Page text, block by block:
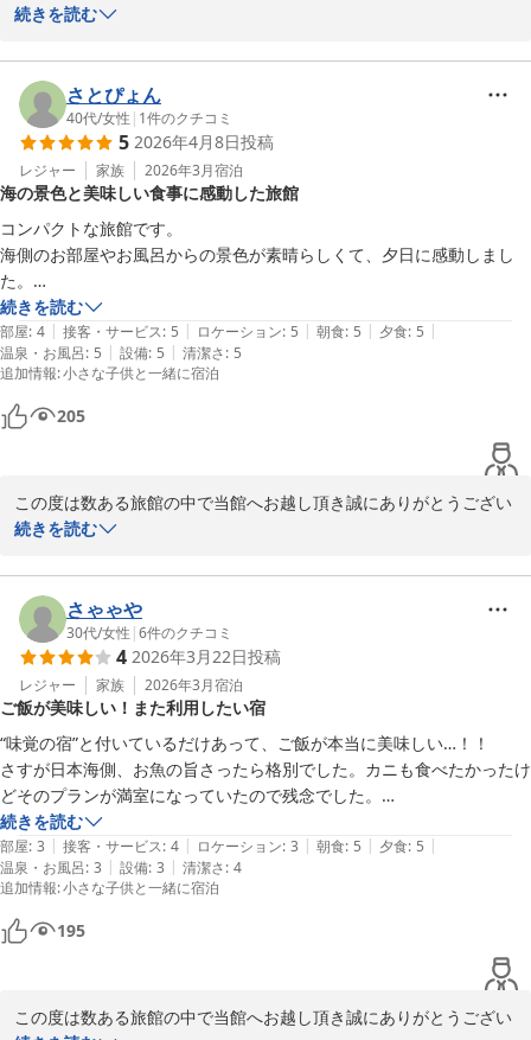
ます。
またお忙しい中、大変寛容なお声を早速にお寄せ頂き心より感謝申
し上げます。
満点の総合評価とあたたかなお声を賜り、スタッフ一同大変励みに
なっております。
駐車場につきまして、貴重なご意見を賜りました事心より御礼申し
上げます。
当館より道なりに50ｍほど手前に見える赤い回転灯が駐車場の目印
でございます。分かりにくい場合には外に出てご案内いたしますの
また、朝食会場のコーヒーですが、焙煎温度や豆の種類を吟味した
館主セレクトのブレンドでございます。お口に合ったご様子でうれ
しい限りです。
どうぞ鳥取へお越しの際はまたお目にかかれますことを楽しみにし
ております。
この度は、寛容なお声を口コミ投稿頂き誠にありがとうございまし
味覚のお宿　山田屋　従業員一同
味覚のお宿 山田屋
2026-06-23
続きを読む
さとぴょん
40代/女性 | 1件のクチコミ
5 2026年4月8日投稿
レジャー 家族 2026年3月宿泊
海の景色と美味しい食事に感動した旅館
コンパクトな旅館です。
海側のお部屋やお風呂からの景色が素晴らしくて、夕日に感動しまし
た。
お部屋も和風に整えられ、掛軸や季節のお花がきれいに飾られていまし
た。
また、お布団がふかふかで、子供と一緒にゆっくり熟睡出来ました。
1番嬉しかったのは、食事がとても美味しかった事です。夕食の和食の
コースはどれも美味しく、スタッフの方の付かず離れずのちょうど良い
接客も居心地が良かったです。
朝食会場からの朝の海の景色も素晴らしかったです。朝食自体も大変美
味しくいただきました。
人におすすめしたい宿です。
家族旅行で良い思い出になりました。
続きを読む
部屋: 4 | 接客・サービス: 5 | ロケーション: 5 | 朝食: 5 | 夕食: 5 |
温泉・お風呂: 5 | 設備: 5 | 清潔さ: 5
追加情報:小さな子供と一緒に宿泊
205
この度は数ある旅館の中で当館へお越し頂き誠にありがとうござい
ます。
またお忙しい中、大変寛容なお声を早速にお寄せ頂き心より感謝申
し上げます。
満点の総合評価とあたたかなお声を賜り、スタッフ一同大変励みに
なっております。
頂きましたお声に恥じぬ様、邁進して参ります。
今回ご宿泊いただいた客室【春潮】は、窓の外に日本海の雄大な景
色が一望できる人気のお部屋です。日常から離れて、閑静な港町で
穏やかなひと時を
お過ごしいただけておりましたら幸いにございます。今の時季は鳥
取の名物「白イカ」や岩牡蠣「夏輝」が旬を迎えておりますので、
ぜひ鳥取へお出掛けの際はまたお立ち寄りくださいませ。
この度は、寛容なお声を口コミ投稿頂き誠にありがとうございまし
た。
どうぞご自愛くださいませ。
味覚のお宿　山田屋　従業員一同
2026-06-23
続きを読む
さゃゃや
30代/女性 |6件のクチコミ
4 2026年3月22日投稿
レジャー 家族 2026年3月宿泊
ご飯が美味しい！また利用したい宿
“味覚の宿”と付いているだけあって、ご飯が本当に美味しい…！！
さすが日本海側、お魚の旨さったら格別でした。カニも食べたかったけ
どそのプランが満室になっていたので残念でした。
お部屋は普通。眺望はなし。
階段しかないので、子連れは少々大変かも。
0歳児連れで利用しましたが、夕食は部屋食だったので、問題ありませ
んでしたが、朝食は1階のレストランだったので、膝に抱っこしながら
食べました。
子連れ向けの宿でないことは確かですが、ご飯が美味しいのでもう一度
利用したいです！
続きを読む
部屋: 3 | 接客・サービス: 4 | ロケーション: 3 | 朝食: 5 | 夕食: 5 |
温泉・お風呂: 3 | 設備: 3 | 清潔さ: 4
追加情報:小さな子供と一緒に宿泊
195
この度は数ある旅館の中で当館へお越し頂き誠にありがとうござい